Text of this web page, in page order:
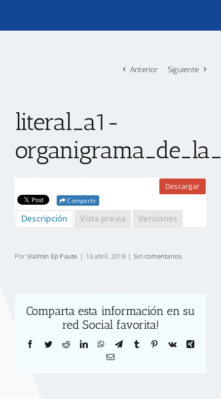
TRANSPARENCIA
CONTACTO
Anterior Siguiente
literal_a1-
Descargar
Compartir
Descripción Vista previa Versiones
Por Vialmin Ep Paute | 13 abril, 2018 | Sin comentarios
Comparta esta información en su
red Social favorita!
Facebook
TwitterRedditLinkedInWhatsApp
TelegramTumblr Pinterest
Vk
Xing
Correo